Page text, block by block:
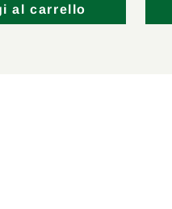
al carrello